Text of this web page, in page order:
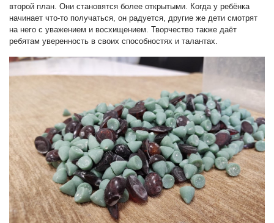
второй план. Они становятся более открытыми. Когда у ребёнка
начинает что-то получаться, он радуется, другие же дети смотрят
на него с уважением и восхищением. Творчество также даёт
ребятам уверенность в своих способностях и талантах.